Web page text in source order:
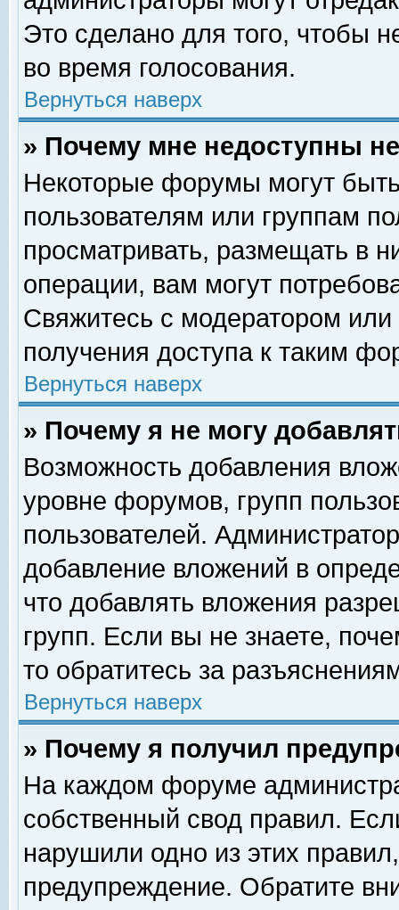
Это сделано для того, чтобы
во время голосования.
Вернуться наверх
» Почему мне недоступны
Некоторые форумы могут
пользователям или группам
просматривать, размещать в
операции, вам могут
Свяжитесь с модератором
получения доступа к таким
Вернуться наверх
» Почему я не могу
Возможность добавления
уровне форумов, групп
пользователей.
добавление вложений в
что добавлять вложения
групп. Если вы не знаете,
то обратитесь за
Вернуться наверх
» Почему я получил
На каждом форуме
собственный свод правил.
нарушили одно из этих
предупреждение. Обратите